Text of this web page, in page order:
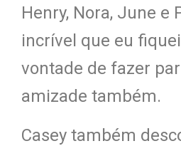
Henry, Nora, June e
incrível que eu
vontade de fazer
amizade também.
Casey também